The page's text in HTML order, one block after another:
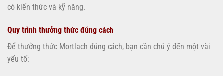
có kiến thức và kỹ năng.
Quy trình thưởng thức đúng cách
Để thưởng thức Mortlach đúng cách, bạn cần chú ý đến một vài
yếu tố: